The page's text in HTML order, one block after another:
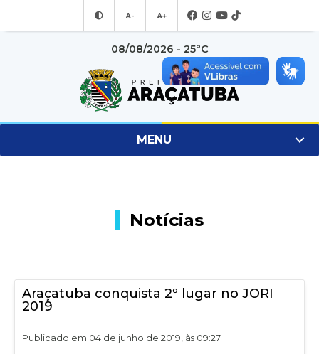
A- A+
08/08/2026 - 25°C
MENU
Notícias
Araçatuba conquista 2º lugar no JORI
2019
Publicado em 04 de junho de 2019, às 09:27